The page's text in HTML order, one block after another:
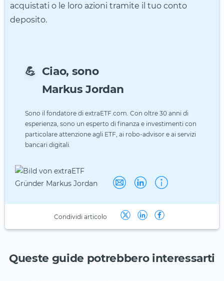
acquistati o le loro azioni tramite il tuo conto
deposito.
💪 Ciao, sono
Markus Jordan
Sono il fondatore di extraETF.com. Con oltre 30 anni di
esperienza, sono un esperto di finanza e investimenti con
particolare attenzione agli ETF, ai robo-advisor e ai servizi
bancari digitali.
Condividi articolo
Queste guide potrebbero interessarti